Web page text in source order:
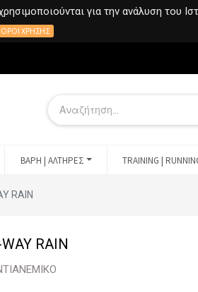
για την ανάλυση του
ΌΡΟΙ ΧΡΉΣΗΣ
ΒΑΡΗ | ΑΛΤΗΡΕΣ TRAINING |
RAIN
WAY RAIN